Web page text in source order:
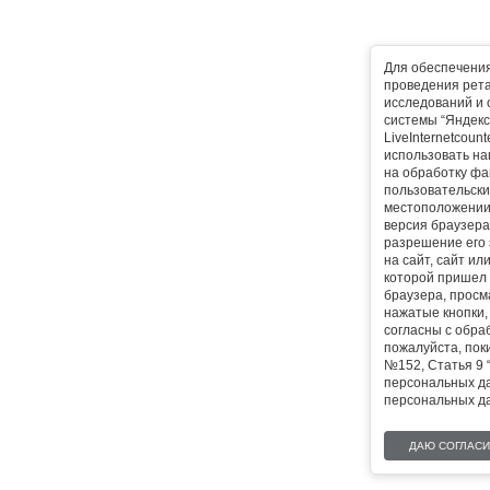
Для
проведения
исследований и
системы
использовать
на обработку
версия
разрешение его
на сайт, сайт
которой пришел
браузера,
нажатые
согласны с
пожалуйста,
№152, Статья 9
персональных
персональных
ДАЮ